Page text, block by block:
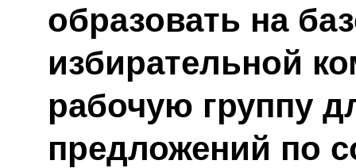
образовать на
избирательной
рабочую группу
предложений по